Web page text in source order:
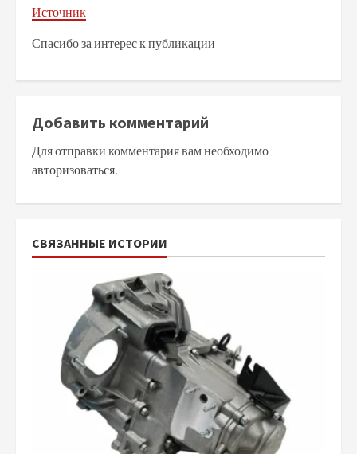
Источник
Спасибо за интерес к публикации
Добавить комментарий
Для отправки комментария вам необходимо
авторизоваться.
СВЯЗАННЫЕ ИСТОРИИ